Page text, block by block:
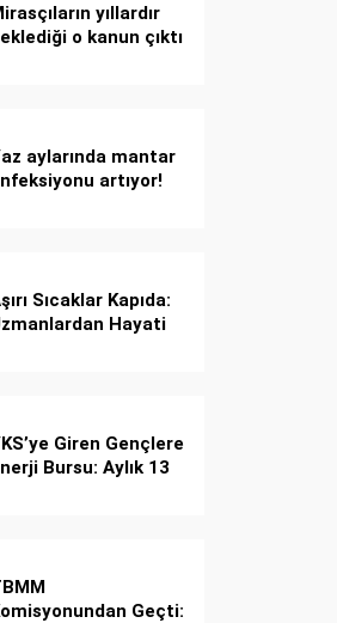
yıllardır
o kanun çıktı
aylarında mantar
artıyor!
Sıcaklar Kapıda:
Hayati
Giren Gençlere
Bursu: Aylık 13
Geçti: